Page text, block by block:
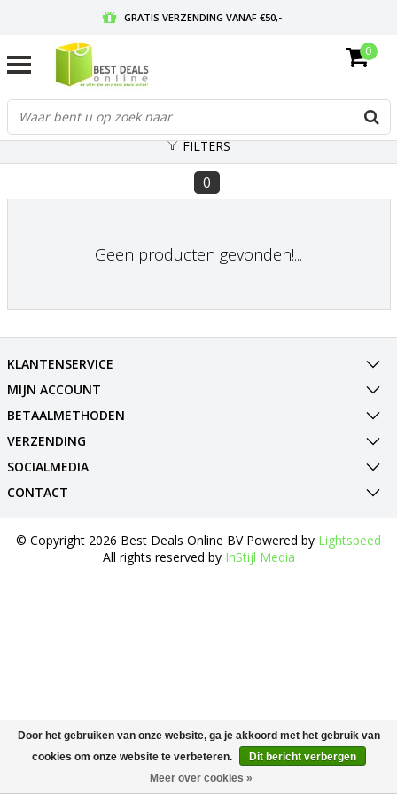
GRATIS VERZENDING VANAF €50,-
GRATIS RETOURNEREN EN 30 DAGEN BEDENKTIJD
0
FILTERS
0
Geen producten gevonden!...
KLANTENSERVICE
MIJN ACCOUNT
BETAALMETHODEN
VERZENDING
SOCIALMEDIA
CONTACT
© Copyright 2026 Best Deals Online BV Powered by Lightspeed
All rights reserved by InStijl Media
Door het gebruiken van onze website, ga je akkoord met het gebruik van
cookies om onze website te verbeteren.
Dit bericht verbergen
Meer over cookies »